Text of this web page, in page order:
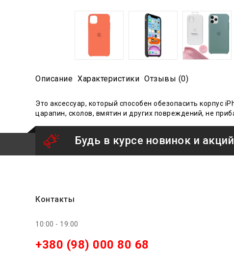
Описание Характеристики Отзывы (0)
Это аксессуар, который способен обезопасить корпус
царапин, сколов, вмятин и других повреждений, не
Будь в курсе новинок и
Контакты
10:00 - 19:00
+380 (98) 000 80 68